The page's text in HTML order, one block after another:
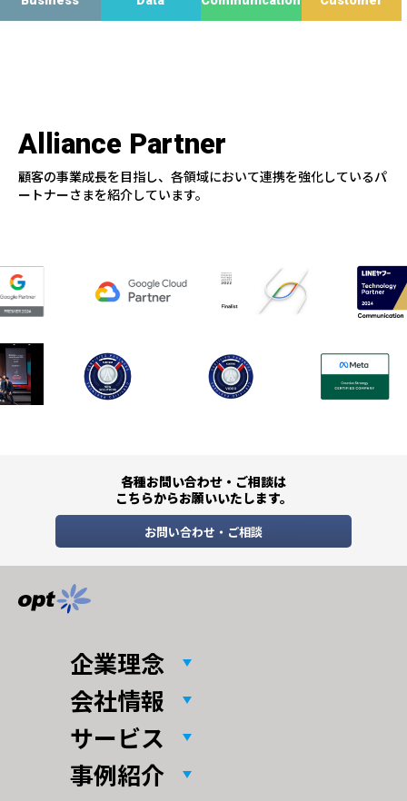
Alliance Partner
顧客の事業成長を目指し、各領域において連携を強化しているパ
ートナーさまを紹介しています。
各種お問い合わせ・ご相談は
こちらからお願いいたします。
お問い合わせ・ご相談
企業理念
会社情報
サービス
事例紹介